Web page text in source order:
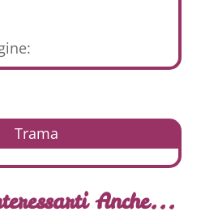
Trama
Anche...